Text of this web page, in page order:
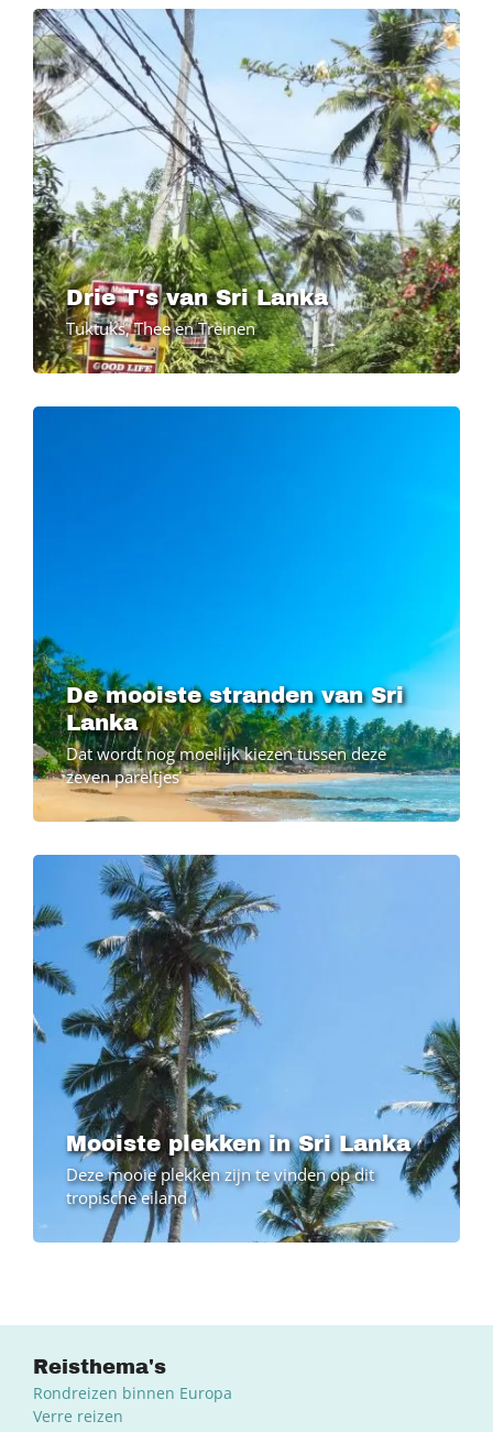
Drie T's van Sri Lanka
Tuktuks, Thee en Treinen
De mooiste stranden van Sri
Lanka
Dat wordt nog moeilijk kiezen tussen deze
zeven pareltjes
Mooiste plekken in Sri Lanka
Deze mooie plekken zijn te vinden op dit
tropische eiland
Reisthema's
Rondreizen binnen Europa
Verre reizen